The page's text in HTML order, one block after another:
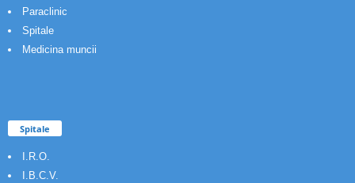
Paraclinic
Spitale
Medicina muncii
Spitale
I.R.O.
I.B.C.V.